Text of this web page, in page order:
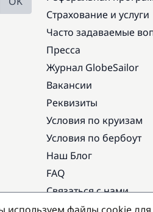
Страхование и услуги
Часто задаваемые
Пресса
Журнал GlobeSailor
Вакансии
Реквизиты
Условия по круизам
Условия по бербоут
Наш Блог
FAQ
Связаться с нами